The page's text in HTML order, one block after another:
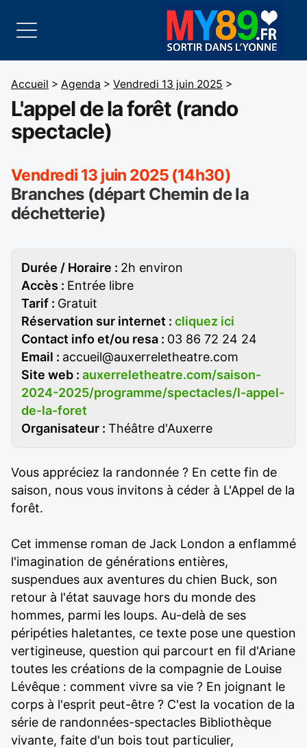
Accueil > Agenda > Vendredi 13 juin 2025 >
L'appel de la forêt (rando
spectacle)
Vendredi 13 juin 2025 (14h30)
Branches (départ Chemin de la
déchetterie)
Durée / Horaire : 2h environ
Accès : Entrée libre
Tarif : Gratuit
Réservation sur internet : cliquez ici
Contact info et/ou resa : 03 86 72 24 24
Email : accueil@auxerreletheatre.com
Site web : auxerreletheatre.com/saison-
2024-2025/programme/spectacles/l-appel-
de-la-foret
Organisateur : Théâtre d'Auxerre
Vous appréciez la randonnée ? En cette fin de
saison, nous vous invitons à céder à L'Appel de la
forêt.
Cet immense roman de Jack London a enflammé
l'imagination de générations entières,
suspendues aux aventures du chien Buck, son
retour à l'état sauvage hors du monde des
hommes, parmi les loups. Au-delà de ses
péripéties haletantes, ce texte pose une question
vertigineuse, question qui parcourt en fil d'Ariane
toutes les créations de la compagnie de Louise
Lévêque : comment vivre sa vie ? En joignant le
corps à l'esprit peut-être ? C'est la vocation de la
série de randonnées-spectacles Bibliothèque
vivante, faite d'un bois tout particulier,